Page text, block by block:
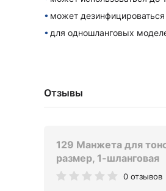
может
для одношланговых
Отзывы
129 Манжета для
размер, 1-шланговая
0 отзывов